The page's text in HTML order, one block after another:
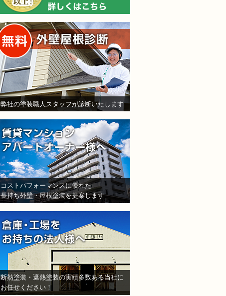
弊社の塗装職人スタッフが診断いたします
コストパフォーマンスに優れた
長持ち外壁・屋根塗装を提案します
断熱塗装・遮熱塗装の実績多数ある当社に
お任せください！